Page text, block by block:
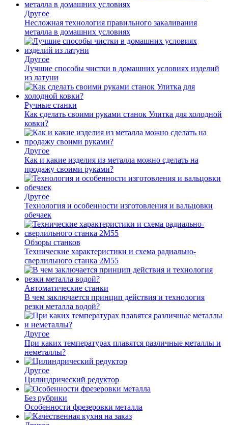
Другое
Несложная технология правильного закаливания
металла в домашних условиях
Другое
Лучшие способы чистки в домашних условиях изделий
из латуни
Ручные станки
Как сделать своими руками станок Улитка для холодной
ковки?
Другое
Как и какие изделия из металла можно сделать на
продажу своими руками?
Другое
Технология и особенности изготовления и вальцовки
обечаек
Обзоры станков
Технические характеристики и схема радиально-
сверлильного станка 2М55
Автоматические станки
В чем заключается принцип действия и технология
резки металла водой?
Другое
При каких температурах плавятся различные металлы и
неметаллы?
Другое
Цилиндрический редуктор
Без рубрики
Особенности фрезеровки металла